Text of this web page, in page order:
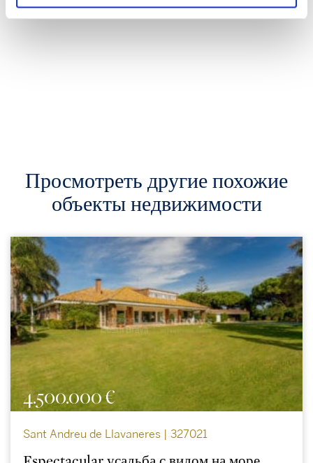
Просмотреть другие похожие
объекты недвижимости
4.500.000 €
Sant Andreu de Llavaneres | 327021